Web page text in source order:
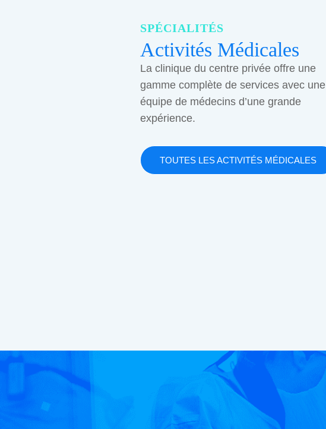
SPÉCIALITÉS
Activités Médicales
La clinique du centre privée offre une
gamme complète de services avec une
équipe de médecins d’une grande
expérience.
TOUTES LES ACTIVITÉS MÉDICALES